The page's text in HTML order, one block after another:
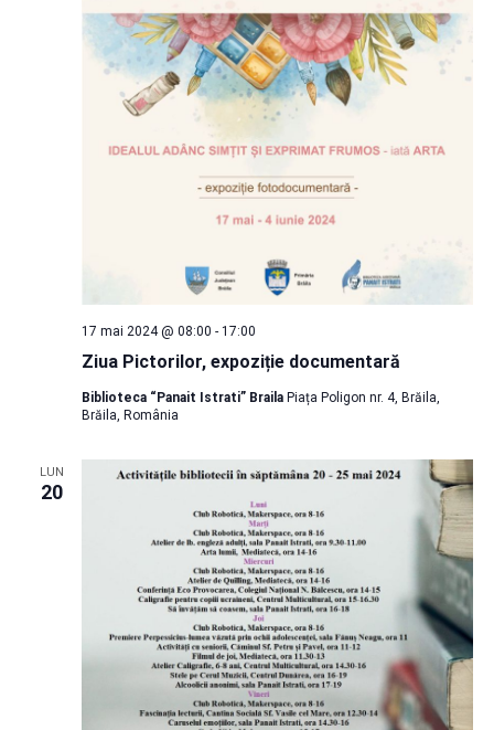
Ziua Pictorilor, expoziție documentară
17 mai 2024 @ 08:00 - 17:00
Biblioteca “Panait Istrati” Braila Piața Poligon nr. 4, Brăila,
Brăila, România
LUN
20